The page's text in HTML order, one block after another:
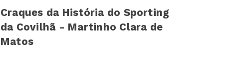
Craques da História do Sporting
da Covilhã - Martinho Clara de
Matos